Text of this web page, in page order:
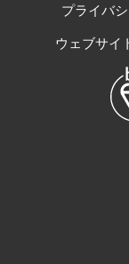
プライバ
ウェブサイ